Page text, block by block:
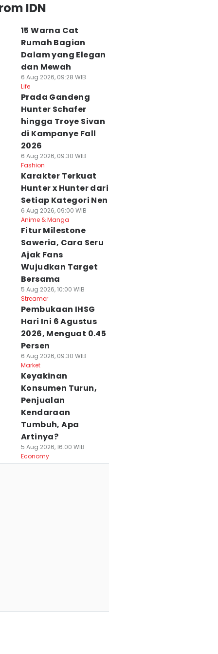
IDN
15 Warna Cat
Rumah Bagian
Dalam yang Elegan
dan Mewah
6 Aug 2026, 09:28 WIB
Life
Prada Gandeng
Hunter Schafer
hingga Troye Sivan
di Kampanye Fall
2026
6 Aug 2026, 09:30 WIB
Fashion
Karakter Terkuat
Hunter x Hunter dari
Setiap Kategori Nen
6 Aug 2026, 09:00 WIB
Anime & Manga
Fitur Milestone
Saweria, Cara Seru
Ajak Fans
Wujudkan Target
Bersama
5 Aug 2026, 10:00 WIB
Streamer
Pembukaan IHSG
Hari Ini 6 Agustus
2026, Menguat 0.45
Persen
6 Aug 2026, 09:30 WIB
Market
Keyakinan
Konsumen Turun,
Penjualan
Kendaraan
Tumbuh, Apa
Artinya?
5 Aug 2026, 16:00 WIB
Economy